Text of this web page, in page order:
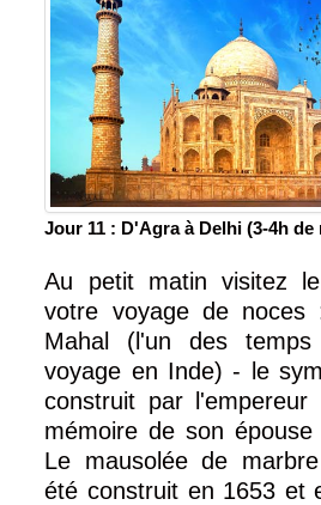
Jour 11 : D'Agra à Delhi (3-4h de
Au petit matin visitez
votre voyage de noces
Mahal (l'un des
voyage en Inde) - le
construit par l'empereur
mémoire de son
Le mausolée de
été construit en 1653 et